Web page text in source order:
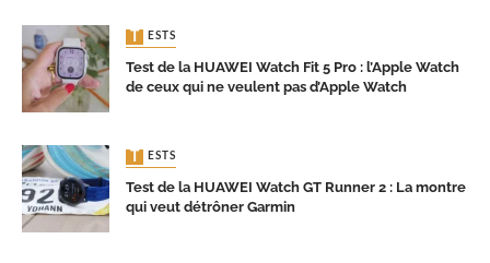
TESTS
Test de la HUAWEI Watch Fit 5 Pro : l’Apple Watch
de ceux qui ne veulent pas d’Apple Watch
TESTS
Test de la HUAWEI Watch GT Runner 2 : La montre
qui veut détrôner Garmin